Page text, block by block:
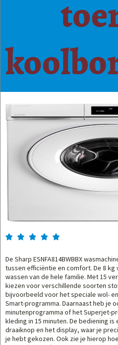
    
De Sharp ESNFA814BWBBX
tussen efficiëntie en comfort. De 8
wassen van de hele familie. Met 15
kiezen voor verschillende soorten
bijvoorbeeld voor het speciale wol-
Smart-programma. Daarnaast heb je
minutenprogramma of het Superjet-
kleding in 15 minuten. De bediening
draaiknop en het display, waar je
je hebt gekozen. Ook zie je hierop